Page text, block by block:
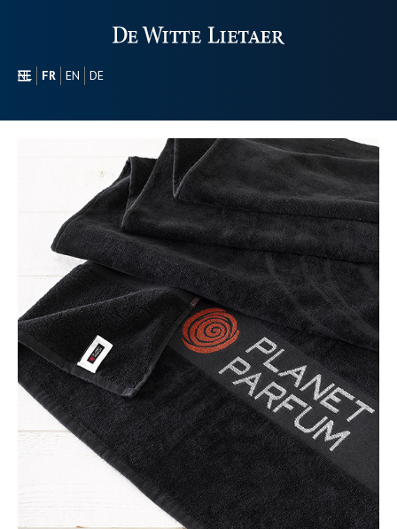
NL FR EN
DE
À PROPOS DE NOUS
NOTRE GAMME
CONTACT